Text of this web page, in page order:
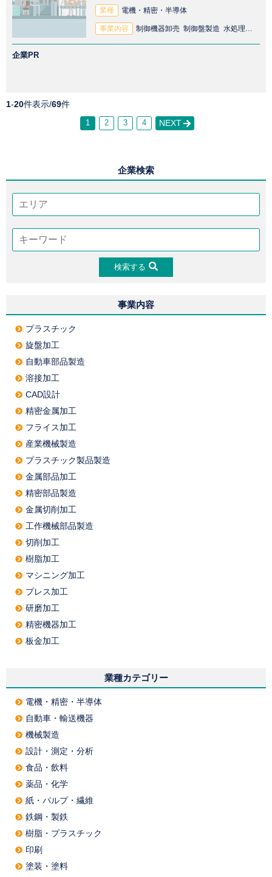
業種 電機・精密・半導体
事業内容 制御機器卸売 制御盤製造 水処理プラント製造 配電盤製造 受電装置製造 プレス機卸売 制御機器製造 水処理プラント卸売 水処理装置 機械卸売 プレス機製造 太陽光パネル設置工事 配電盤卸売 試験機卸売 制御盤卸売 電源装置卸売
企業PR
1-20件表示/69件
1 2 3 4 NEXT
企業検索
検索する
事業内容
プラスチック
旋盤加工
自動車部品製造
溶接加工
CAD設計
精密金属加工
フライス加工
産業機械製造
プラスチック製品製造
金属部品加工
精密部品製造
金属切削加工
工作機械部品製造
切削加工
樹脂加工
マシニング加工
プレス加工
研磨加工
精密機器加工
板金加工
業種カテゴリー
電機・精密・半導体
自動車・輸送機器
機械製造
設計・測定・分析
食品・飲料
薬品・化学
紙・パルプ・繊維
鉄鋼・製鉄
樹脂・プラスチック
印刷
塗装・塗料